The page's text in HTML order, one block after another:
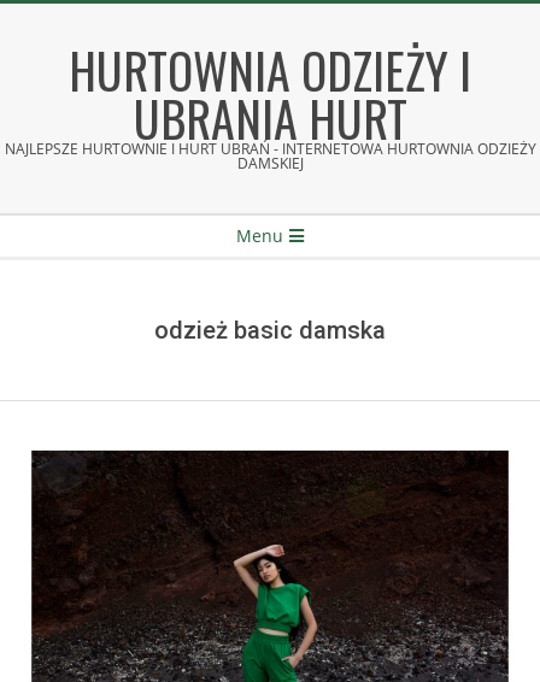
HURTOWNIA ODZIEŻY I
UBRANIA HURT
NAJLEPSZE HURTOWNIE I HURT UBRAŃ - INTERNETOWA HURTOWNIA ODZIEŻY
DAMSKIEJ
Menu
odzież basic damska